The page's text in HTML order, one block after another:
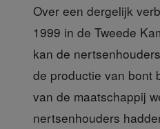
Over een dergelijk
1999 in de Tweede
kan de
de productie van bont
van de maatschappij
nertsenhouders